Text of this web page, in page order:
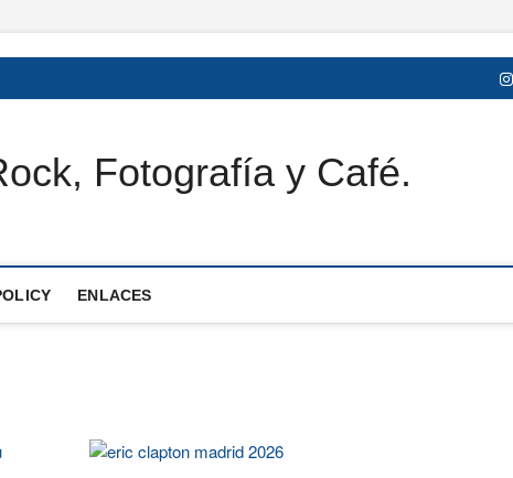
Fotografía y Café.
ENLACES